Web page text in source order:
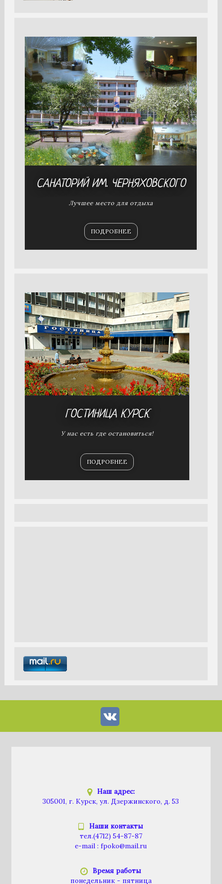
САНАТОРИЙ ИМ. ЧЕРНЯХОВСКОГО
Лучшее место для отдыха
ПОДРОБНЕЕ
ГОСТИНИЦА КУРСК
У нас есть где остановиться!
ПОДРОБНЕЕ
Наш адрес:
305001, г. Курск, ул. Дзержинского, д. 53
Наши контакты
тел.(4712) 54-87-87
e-mail :fpoko@mail.ru
Время работы
понедельник - пятница